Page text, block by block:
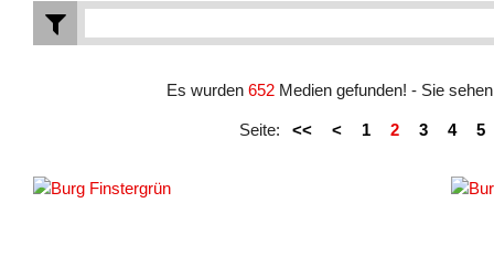
Es wurden 652 Medien gefunden! - Sie
Seite: << < 1 2 3 4 5